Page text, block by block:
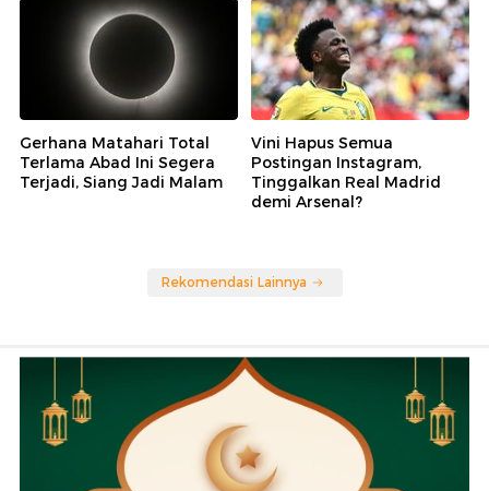
Gerhana Matahari Total
Terlama Abad Ini Segera
Terjadi, Siang Jadi Malam
Vini Hapus Semua
Postingan Instagram,
Tinggalkan Real Madrid
demi Arsenal?
Rekomendasi Lainnya